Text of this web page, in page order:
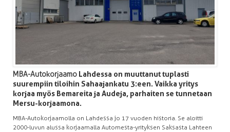
MBA-Autokorjaamo Lahdessa on muuttanut tuplasti
suurempiin tiloihin Sahaajankatu 3:een. Vaikka yritys
korjaa myös Bemareita ja Audeja, parhaiten se tunnetaan
Mersu-korjaamona.
MBA-Autokorjaamolla on Lahdessa jo 17 vuoden historia. Se aloitti
2000-luvun alussa korjaamalla Automesta-yrityksen Saksasta Lahteen